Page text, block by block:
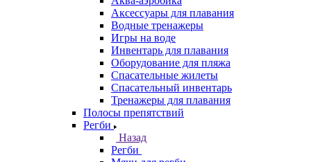
Аксессуары для плавания
Водные тренажеры
Игры на воде
Инвентарь для плавания
Оборудование для пляжа
Спасательные жилеты
Спасательный инвентарь
Тренажеры для плавания
Полосы препятствий
Регби
Назад
Регби